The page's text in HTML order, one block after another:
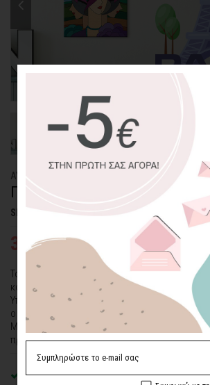
ΑΥΤΟΚΟΛΛΗΤΟ ΤΟΙΧΟΥ
ΠΥΡΓΟΣ ΤΟΥ ΑΙΦΕΛ, ΑΝΟΙΞΗ,
SKU: WLSTC-256-ADH
32,66€ 46,66€
Το Παρίσι είναι μία από τις πιο διάσημες και
κόσμου.
Υπάρχουν τόσα πολλά διάσημα κτίρια και
ο Πύργος του Άιφελ.
Μεταφέρετε στο σπίτι σας την ατμόσφαιρα του
προσθέστε μια αίσθηση ρομαντισμού.
Premiumματ λευκό αυτοκόλλητο βινυλίου